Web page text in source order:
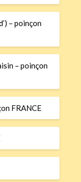
– poinçon
– poinçon
FRANCE